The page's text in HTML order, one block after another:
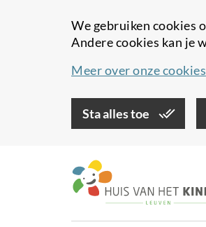
We gebruiken cookies
Andere cookies kan je
Meer over onze cookies
Sta alles toe